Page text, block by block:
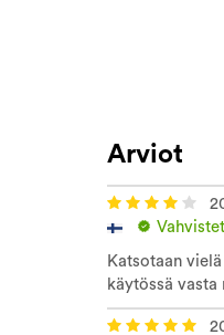
Arviot
Katsotaan
käytössä vasta